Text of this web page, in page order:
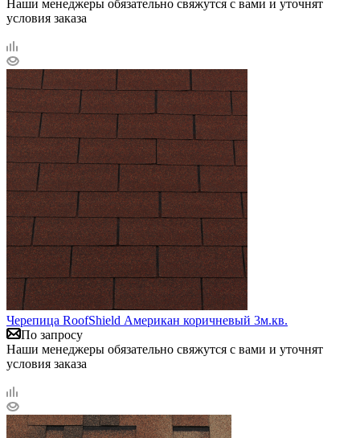
Наши менеджеры обязательно свяжутся с вами и уточнят
условия заказа
Черепица RoofShield Американ коричневый 3м.кв.
По запросу
Наши менеджеры обязательно свяжутся с вами и уточнят
условия заказа